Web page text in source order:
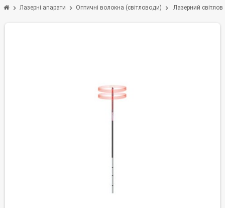
chevron_right Лазерні апарати chevron_right Оптичні волокна (світловоди) chevron_right Лазерний